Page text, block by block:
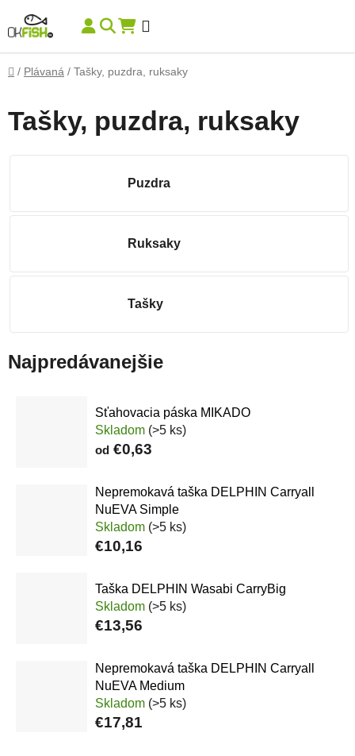
HľadaťNÁKUPNÝ KOŠÍK
Domov
/ Plávaná / Tašky, puzdra, ruksaky
Tašky, puzdra, ruksaky
Puzdra
Ruksaky
Tašky
Najpredávanejšie
Sťahovacia páska MIKADO
Skladom (>5 ks)
od €0,63
Nepremokavá taška DELPHIN Carryall
NuEVA Simple
Skladom (>5 ks)
€10,16
Taška DELPHIN Wasabi CarryBig
Skladom (>5 ks)
€13,56
Nepremokavá taška DELPHIN Carryall
NuEVA Medium
Skladom (>5 ks)
€17,81